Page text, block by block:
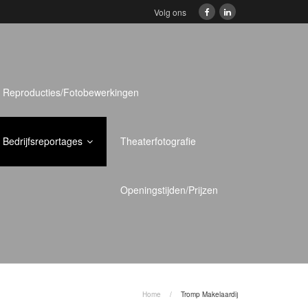
Volg ons
Reproducties/Fotobewerkingen
Bedrijfsreportages Theaterfotografie
Openingstijden/Prijzen
Home / Tromp Makelaardij